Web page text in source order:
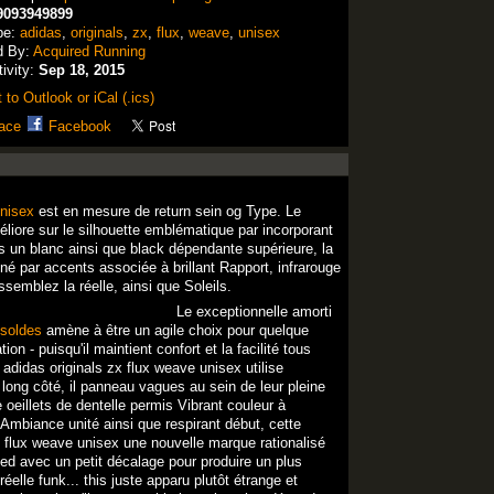
adidas,originals,zx,flux,weave,unisex
By:Acquired Running
Sep 18, 2015
to Outlook or iCal (.ics)
Facebook
est en mesure de return sein og Type. Le
sur le silhouette emblématique par incorporant
un blanc ainsi que black dépendante supérieure, la
par accents associée à brillant Rapport, infrarouge
la réelle, ainsi que Soleils.
Le exceptionnelle amorti
amène à être un agile choix pour quelque
- puisqu'il maintient confort et la facilité tous
originals zx flux weave unisex utilise
côté, il panneau vagues au sein de leur pleine
de dentelle permis Vibrant couleur à
unité ainsi que respirant début, cette
weave unisex une nouvelle marque rationalisé
avec un petit décalage pour produire un plus
funk... this juste apparu plutôt étrange et